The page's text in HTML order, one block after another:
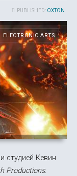
PUBLISHED: OXTON
ELECTRONIC ARTS
студией Кевин
Productions.